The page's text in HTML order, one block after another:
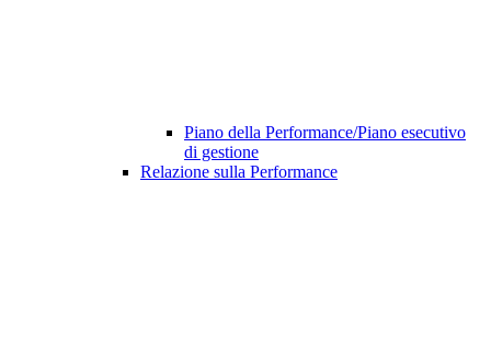
Piano della Performance/Piano esecutivo
di gestione
Relazione sulla Performance